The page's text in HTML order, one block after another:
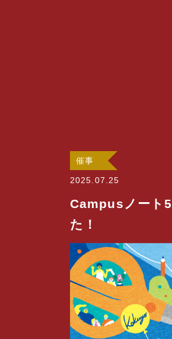
催事
2025.07.25
Campusノート
た！